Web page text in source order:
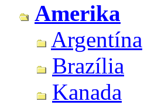
Amerika
Argentína
Brazília
Kanada